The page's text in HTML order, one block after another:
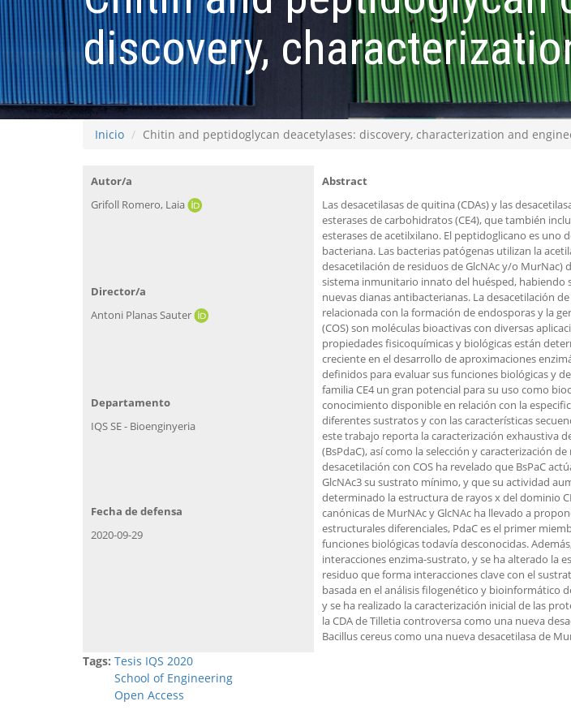
discovery,
Inicio Chitin and peptidoglycan deacetylases: discovery, characterization and
Autor/a
Grifoll Romero, Laia
Abstract
Las desacetilasas de quitina (CDAs) y las
esterases de carbohidratos (CE4), que también
esterases de acetilxilano. El peptidoglicano es uno
bacteriana. Las bacterias patógenas utilizan la
desacetilación de residuos de GlcNAc y/o
sistema inmunitario innato del huésped, habiendo
nuevas dianas antibacterianas. La desacetilación
relacionada con la formación de endosporas y la
(COS) son moléculas bioactivas con diversas
propiedades fisicoquímicas y biológicas están
creciente en el desarrollo de aproximaciones
definidos para evaluar sus funciones biológicas y
familia CE4 un gran potencial para su uso como
conocimiento disponible en relación con la
diferentes sustratos y con las características
este trabajo reporta la caracterización exhaustiva
(BsPdaC), así como la selección y caracterización
desacetilación con COS ha revelado que BsPaC
GlcNAc3 su sustrato mínimo, y que su actividad
determinado la estructura de rayos x del dominio
canónicas de MurNAc y GlcNAc ha llevado a
estructurales diferenciales, PdaC es el primer
funciones biológicas todavía desconocidas.
interacciones enzima-sustrato, y se ha alterado la
residuo que forma interacciones clave con el
basada en el análisis filogenético y bioinformático
y se ha realizado la caracterización inicial de las
la CDA de Tilletia controversa como una nueva
Bacillus cereus como una nueva desacetilasa de
Director/a
Antoni Planas Sauter
Departamento
IQS SE - Bioenginyeria
Fecha de defensa
2020-09-29
Tags: Tesis IQS 2020
School of Engineering
Open Access